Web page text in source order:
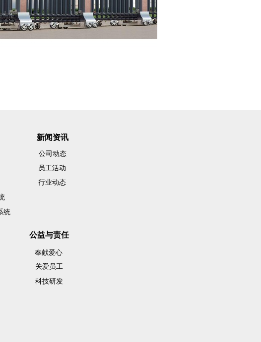
统
新闻资讯
公司动态
员工活动
行业动态
公益与责任
奉献爱心
关爱员工
科技研发